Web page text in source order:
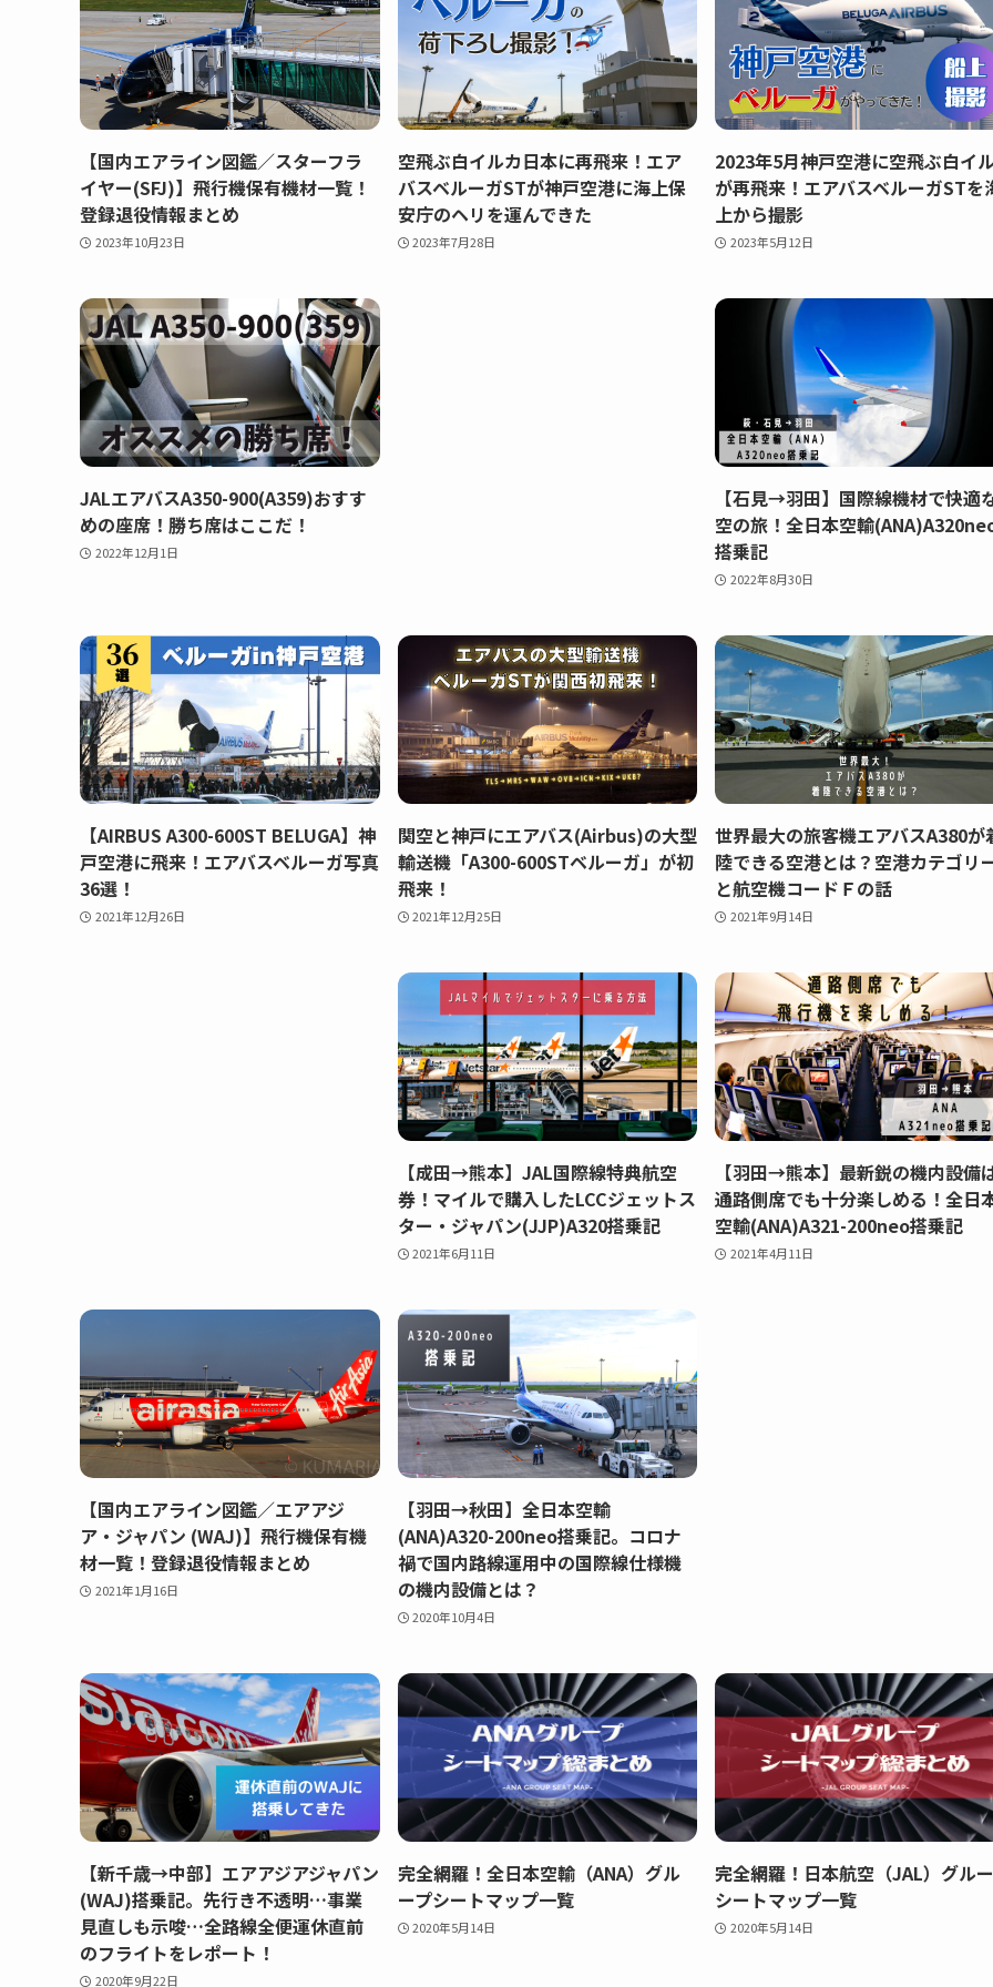
【国内エアライン図鑑／スターフラ
イヤー(SFJ)】飛行機保有機材一覧！
登録退役情報まとめ
2023年10月23日
空飛ぶ白イルカ日本に再飛来！エア
バスベルーガSTが神戸空港に海上保
安庁のヘリを運んできた
2023年7月28日
2023年5月神戸空港に空飛ぶ白イ
が再飛来！エアバスベルーガSTを
上から撮影
2023年5月12日
JALエアバスA350-900(A359)おすす
めの座席！勝ち席はここだ！
2022年12月1日
【石見→羽田】国際線機材で快適
空の旅！全日本空輸
搭乗記
2022年8月30日
【AIRBUS A300-600ST BELUGA】神
戸空港に飛来！エアバスベルーガ写真
36選！
2021年12月26日
関空と神戸にエアバス(Airbus)の大型
輸送機「A300-600STベルーガ」が初
飛来！
2021年12月25日
世界最大の旅客機エアバスA380が
陸できる空港とは？空港カテゴリ
と航空機コードＦの話
2021年9月14日
【成田→熊本】JAL国際線特典航空
券！マイルで購入したLCCジェットス
ター・ジャパン(JJP)A320搭乗記
2021年6月11日
【羽田→熊本】最新鋭の機内設備
通路側席でも十分楽しめる！全日
空輸(ANA)A321-200neo搭乗記
2021年4月11日
【国内エアライン図鑑／エアアジ
ア・ジャパン (WAJ)】飛行機保有機
材一覧！登録退役情報まとめ
2021年1月16日
【羽田→秋田】全日本空輸
(ANA)A320-200neo搭乗記。コロナ
禍で国内路線運用中の国際線仕様機
の機内設備とは？
2020年10月4日
【新千歳→中部】エアアジアジャパン
(WAJ)搭乗記。先行き不透明…事業
見直しも示唆…全路線全便運休直前
のフライトをレポート！
2020年9月22日
完全網羅！全日本空輸（ANA）グル
ープシートマップ一覧
2020年5月14日
完全網羅！日本航空（JAL）グル
シートマップ一覧
2020年5月14日